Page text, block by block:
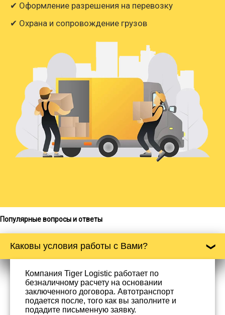
✔ Оформление разрешения на перевозку
✔ Охрана и сопровождение грузов
Популярные вопросы и ответы
Каковы условия работы с Вами?
Компания Tiger Logistic работает по
безналичному расчету на основании
заключенного договора. Автотранспорт
подается после, того как вы заполните и
подадите письменную заявку.